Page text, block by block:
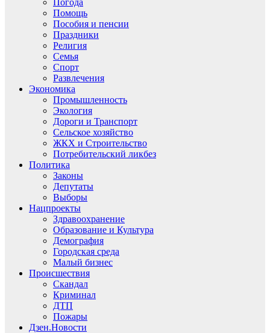
Погода
Помощь
Пособия и пенсии
Праздники
Религия
Семья
Спорт
Развлечения
Экономика
Промышленность
Экология
Дороги и Транспорт
Сельское хозяйство
ЖКХ и Строительство
Потребительский ликбез
Политика
Законы
Депутаты
Выборы
Нацпроекты
Здравоохранение
Образование и Культура
Демография
Городская среда
Малый бизнес
Происшествия
Скандал
Криминал
ДТП
Пожары
Дзен.Новости